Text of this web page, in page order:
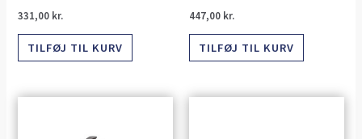
331,00 kr.
TILFØJ TIL KURV
447,00 kr.
TILFØJ TIL KURV